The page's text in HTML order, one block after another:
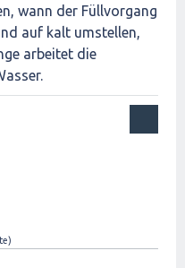
wann der Füllvorgang
auf kalt umstellen,
arbeitet die